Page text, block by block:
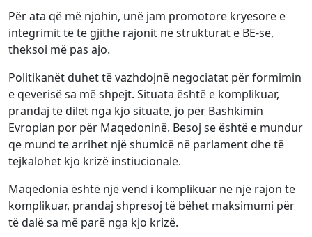
Për ata që më njohin, unë jam promotore kryesore e
integrimit të te gjithë rajonit në strukturat e BE-së,
theksoi më pas ajo.
Politikanët duhet të vazhdojnë negociatat për formimin
e qeverisë sa më shpejt. Situata është e komplikuar,
prandaj të dilet nga kjo situate, jo për Bashkimin
Evropian por për Maqedoninë. Besoj se është e mundur
qe mund te arrihet një shumicë në parlament dhe të
tejkalohet kjo krizë instiucionale.
Maqedonia është një vend i komplikuar ne një rajon te
komplikuar, prandaj shpresoj të bëhet maksimumi për
të dalë sa më parë nga kjo krizë.